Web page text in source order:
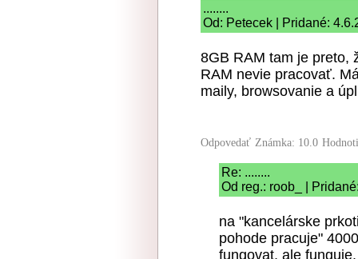
........
Od: Petecek | Pridané:
8GB RAM tam je preto,
RAM nevie pracovať.
maily, browsovanie a
Odpovedať Známka: 10.0
Re: ........
Od reg.: roob_ |
na "kancelárske
pohode pracuje"
fungovat, ale